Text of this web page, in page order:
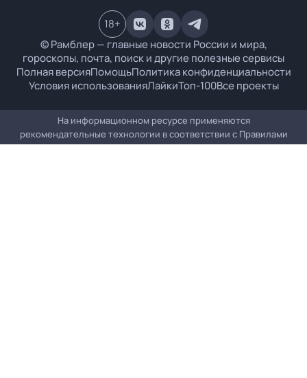
© Рамблер — главные новости России и мира,
гороскопы, почта, поиск и другие полезные сервисы
Полная версияПомощьПолитика конфиденциальности
Условия использованияЛайкиТоп-100Все проекты
18+
На информационном ресурсе применяются
рекомендательные технологии в соответствии с Правилами